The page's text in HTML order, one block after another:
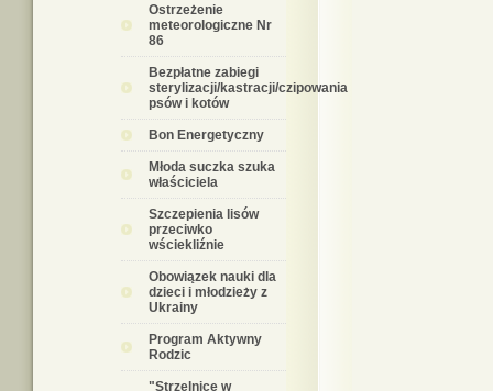
Ostrzeżenie
meteorologiczne Nr
86
Bezpłatne zabiegi
sterylizacji/kastracji/czipowania
psów i kotów
Bon Energetyczny
Młoda suczka szuka
właściciela
Szczepienia lisów
przeciwko
wściekliźnie
Obowiązek nauki dla
dzieci i młodzieży z
Ukrainy
Program Aktywny
Rodzic
"Strzelnice w